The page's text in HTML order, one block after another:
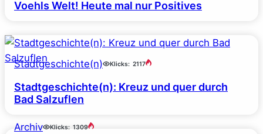
Voehls Welt! Heute mal nur Positives
Stadtgeschichte(n) Klicks: 2117
Stadtgeschichte(n): Kreuz und quer durch
Bad Salzuflen
Archiv Klicks: 1309